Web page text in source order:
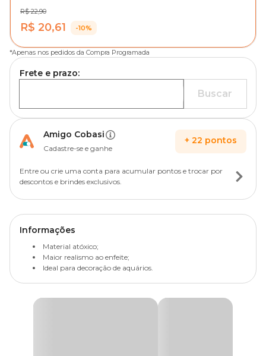
R$ 22,90
R$ 20,61 -10%
*Apenas nos pedidos da Compra Programada
Frete e prazo:
Buscar
Amigo Cobasi
Cadastre-se e ganhe
+ 22 pontos
Entre ou crie uma conta para acumular pontos e trocar por
descontos e brindes exclusivos.
Informações
Material atóxico;
Maior realismo ao enfeite;
Ideal para decoração de aquários.